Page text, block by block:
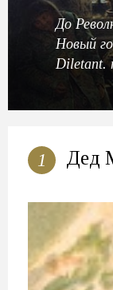
До
Новый
Diletant.
1 Дед